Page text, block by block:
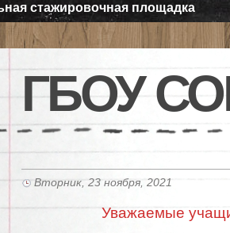
стажировочная площадка
ГБОУ
Вторник, 23 ноября, 2021
Уважаемые